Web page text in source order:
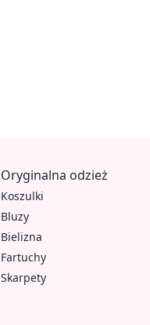
Oryginalna odzież
Koszulki
Bluzy
Bielizna
Fartuchy
Skarpety